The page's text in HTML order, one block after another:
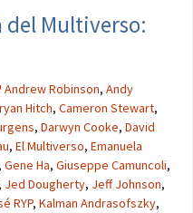
del Multiverso:
Andrew Robinson, Andy
Hitch, Cameron Stewart,
, Darwyn Cooke, David
, El Multiverso, Emanuela
, Gene Ha, Giuseppe Camuncoli,
, Jed Dougherty, Jeff Johnson,
RYP, Kalman Andrasofszky,